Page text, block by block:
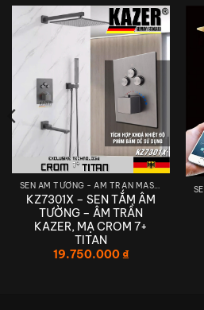
SEN ÂM TƯỜNG - ÂM TRẦN MASSAGE
KZ7301X – SEN TẮM ÂM
TƯỜNG – ÂM TRẦN
KAZER, MẠ CROM 7+
TITAN
19.750.000₫